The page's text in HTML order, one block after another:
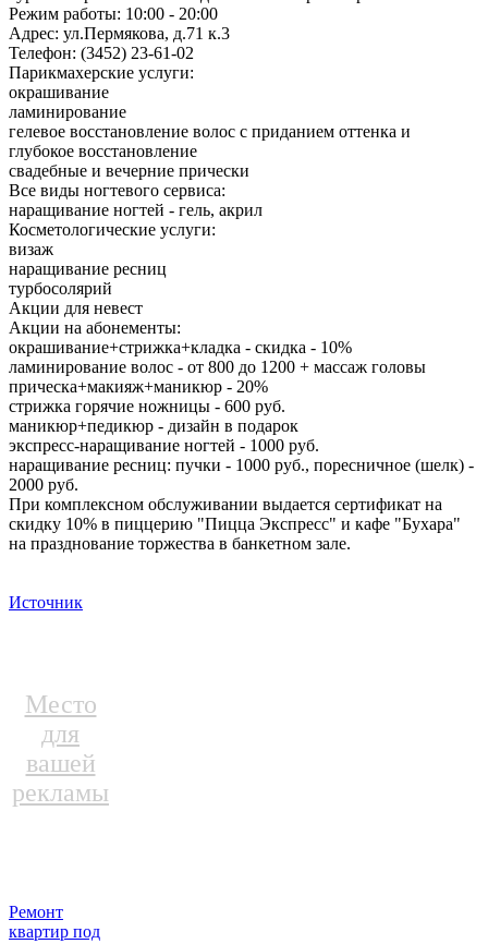
Режим работы: 10:00 - 20:00
Адрес: ул.Пермякова, д.71 к.3
Телефон: (3452) 23-61-02
Парикмахерские услуги:
окрашивание
ламинирование
гелевое восстановление волос с приданием оттенка и
глубокое восстановление
свадебные и вечерние прически
Все виды ногтевого сервиса:
наращивание ногтей - гель, акрил
Косметологические услуги:
визаж
наращивание ресниц
турбосолярий
Акции для невест
Акции на абонементы:
окрашивание+стрижка+кладка - скидка - 10%
ламинирование волос - от 800 до 1200 + массаж головы
прическа+макияж+маникюр - 20%
стрижка горячие ножницы - 600 руб.
маникюр+педикюр - дизайн в подарок
экспресс-наращивание ногтей - 1000 руб.
наращивание ресниц: пучки - 1000 руб., поресничное (шелк) -
2000 руб.
При комплексном обслуживании выдается сертификат на
скидку 10% в пиццерию "Пицца Экспресс" и кафе "Бухара"
на празднование торжества в банкетном зале.
Источник
Место
для
вашей
рекламы
Ремонт
квартир под